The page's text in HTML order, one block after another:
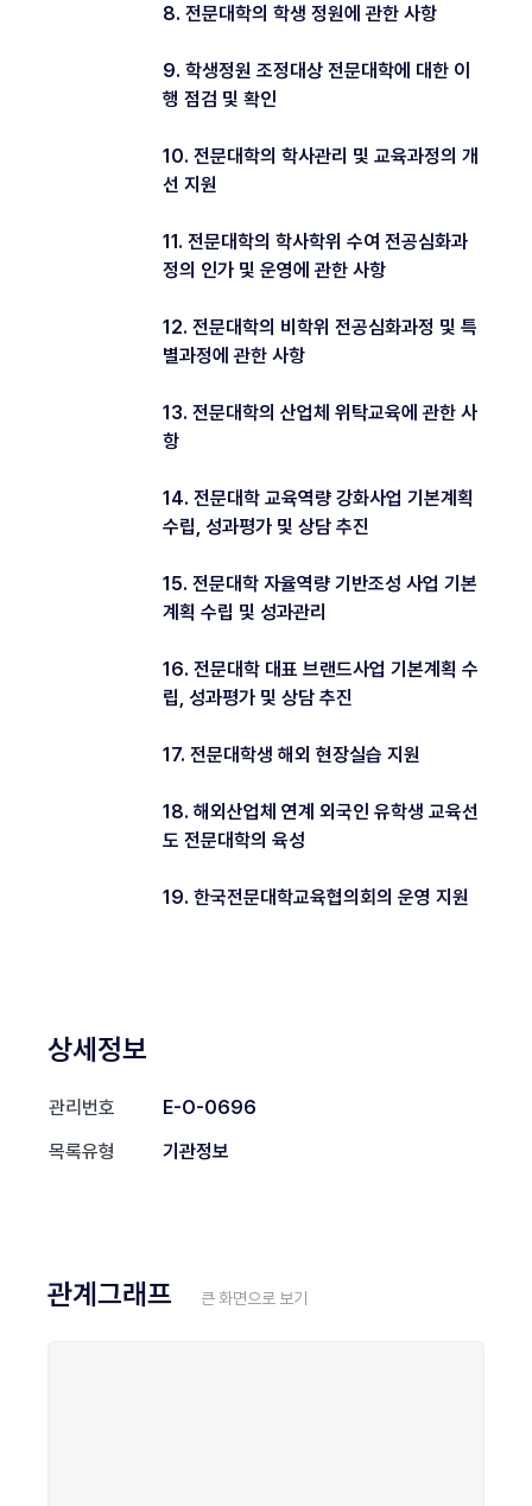
8. 전문대학의 학생 정원에 관한 사항
9. 학생정원 조정대상 전문대학에 대한 이
행 점검 및 확인
10. 전문대학의 학사관리 및 교육과정의 개
선 지원
11. 전문대학의 학사학위 수여 전공심화과
정의 인가 및 운영에 관한 사항
12. 전문대학의 비학위 전공심화과정 및 특
별과정에 관한 사항
13. 전문대학의 산업체 위탁교육에 관한 사
항
14. 전문대학 교육역량 강화사업 기본계획
수립, 성과평가 및 상담 추진
15. 전문대학 자율역량 기반조성 사업 기본
계획 수립 및 성과관리
16. 전문대학 대표 브랜드사업 기본계획 수
립, 성과평가 및 상담 추진
17. 전문대학생 해외 현장실습 지원
18. 해외산업체 연계 외국인 유학생 교육선
도 전문대학의 육성
19. 한국전문대학교육협의회의 운영 지원
상세정보
관리번호
E-O-0696
목록유형
기관정보
관계그래프 큰 화면으로 보기